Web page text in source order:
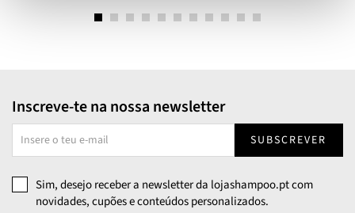
Inscreve-te na nossa newsletter
SUBSCREVER
Sim, desejo receber a newsletter da lojashampoo.pt com
novidades, cupões e conteúdos personalizados.